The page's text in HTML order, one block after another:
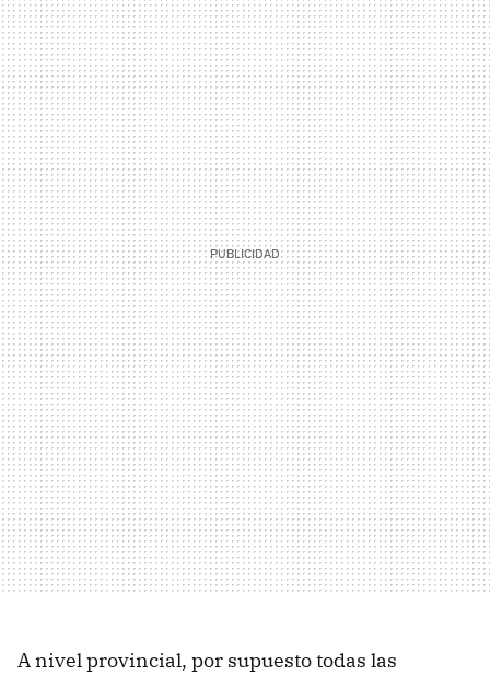
A nivel provincial, por supuesto todas las